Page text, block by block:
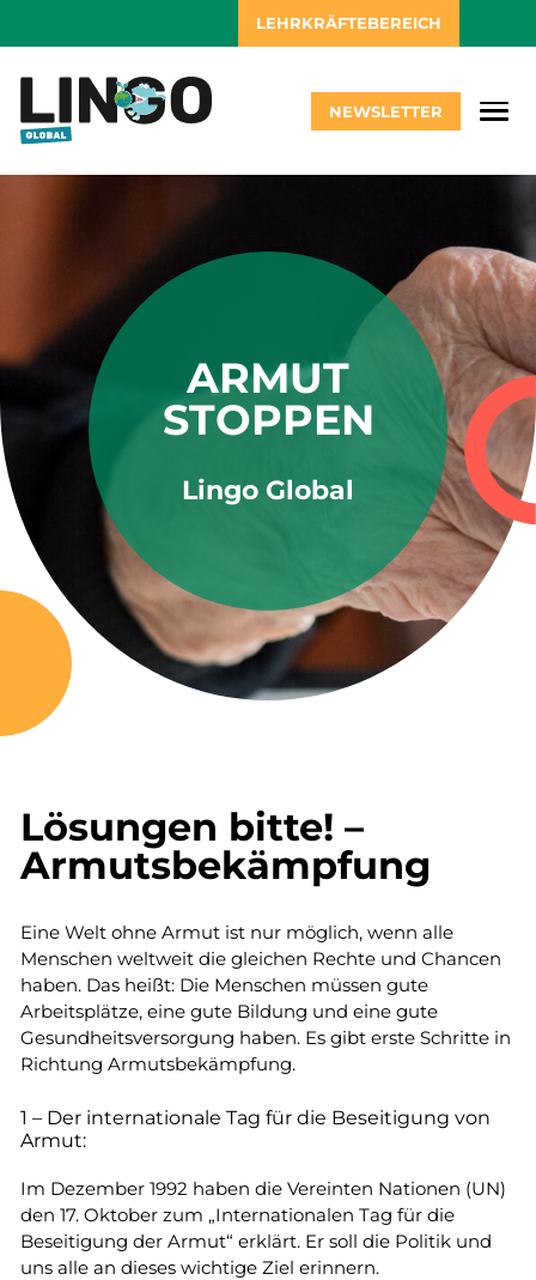
LEHRKRÄFTEBEREICH
NEWSLETTER
ARMUT
STOPPEN
Lingo Global
Lösungen bitte! –
Armutsbekämpfung
Eine Welt ohne Armut ist nur möglich, wenn alle
Menschen weltweit die gleichen Rechte und Chancen
haben. Das heißt: Die Menschen müssen gute
Arbeitsplätze, eine gute Bildung und eine gute
Gesundheitsversorgung haben. Es gibt erste Schritte in
Richtung Armutsbekämpfung.
1 – Der internationale Tag für die Beseitigung von
Armut:
Im Dezember 1992 haben die Vereinten Nationen (UN)
den 17. Oktober zum „Internationalen Tag für die
Beseitigung der Armut“ erklärt. Er soll die Politik und
uns alle an dieses wichtige Ziel erinnern.